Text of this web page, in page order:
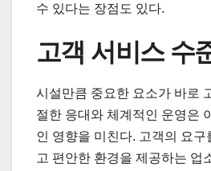
수 있다는 장점도 있다.
고객 서비스 수
시설만큼 중요한 요소가 바로
절한 응대와 체계적인 운영은
인 영향을 미친다. 고객의 요
고 편안한 환경을 제공하는 업